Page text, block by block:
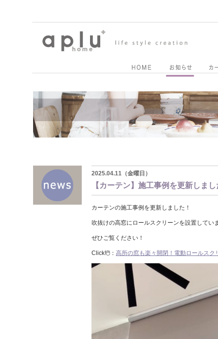
2025.04.11（金曜日）
【カーテン】施工事例を更新しま
カーテンの施工事例を更新しました！
吹抜けの高窓にロールスクリーンを設置してい
ぜひご覧ください！
Click!🖱️： 高所の窓も楽々開閉！電動ロールスク